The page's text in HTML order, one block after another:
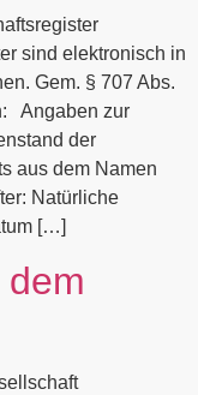
sind elektronisch in
Gem. § 707 Abs.
Angaben zur
der
aus dem Namen
Natürliche
[…]